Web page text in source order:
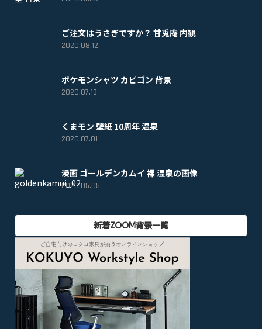
ご注文はうさぎですか？ 甘兎庵 内観
2020.08.12
ポケモンシャツ カビゴン 背景
2020.07.13
くまモン 壁紙 10周年 温泉
2020.07.01
漫画 ゴールデンカムイ 裸 温泉の画像
2020.05.05
新着ZOOM背景一覧